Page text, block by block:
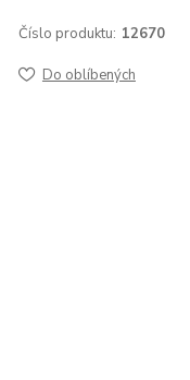
Číslo produktu: 12670
Do oblíbených